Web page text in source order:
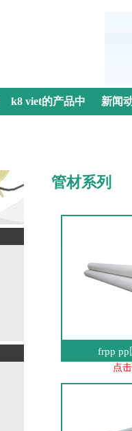
k8 viet的产品中 新闻
管材系列
frpp pp
点